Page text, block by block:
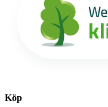
Köp